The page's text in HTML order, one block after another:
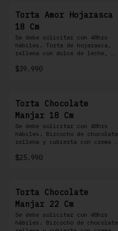
Torta Amor Hojarasca
18 Cm
Se debe solicitar con 48hrs
hábiles. Torta de hojarasca,
rellena con dulce de leche,
frambuesas, frambuesas frescas
$39.990
Torta Chocolate
Manjar 18 Cm
Se debe solicitar con 48hrs
hábiles. Bizcocho de chocolate
rellena y cubierta con crema
profiteroles.
$25.990
Torta Chocolate
Manjar 22 Cm
Se debe solicitar con 48hrs
hábiles. Bizcocho de chocolate